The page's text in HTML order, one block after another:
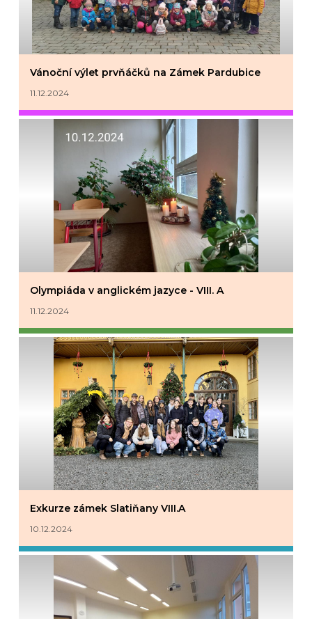
Vánoční výlet prvňáčků na Zámek Pardubice
11.12.2024
Olympiáda v anglickém jazyce - VIII. A
11.12.2024
Exkurze zámek Slatiňany VIII.A
10.12.2024